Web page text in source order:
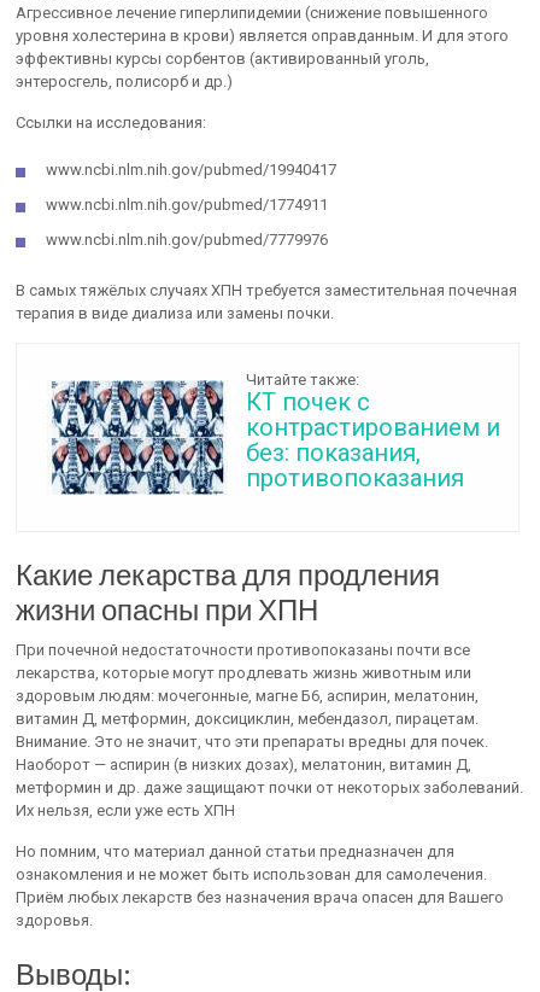
Агрессивное лечение гиперлипидемии (снижение повышенного
уровня холестерина в крови) является оправданным. И для этого
эффективны курсы сорбентов (активированный уголь,
энтеросгель, полисорб и др.)
Ссылки на исследования:
www.ncbi.nlm.nih.gov/pubmed/19940417
www.ncbi.nlm.nih.gov/pubmed/1774911
www.ncbi.nlm.nih.gov/pubmed/7779976
В самых тяжёлых случаях ХПН требуется заместительная почечная
терапия в виде диализа или замены почки.
Читайте также:
КТ почек с
контрастированием и
без: показания,
противопоказания
Какие лекарства для продления
жизни опасны при ХПН
При почечной недостаточности противопоказаны почти все
лекарства, которые могут продлевать жизнь животным или
здоровым людям: мочегонные, магне Б6, аспирин, мелатонин,
витамин Д, метформин, доксициклин, мебендазол, пирацетам.
Внимание. Это не значит, что эти препараты вредны для почек.
Наоборот — аспирин (в низких дозах), мелатонин, витамин Д,
метформин и др. даже защищают почки от некоторых заболеваний.
Их нельзя, если уже есть ХПН
Но помним, что материал данной статьи предназначен для
ознакомления и не может быть использован для самолечения.
Приём любых лекарств без назначения врача опасен для Вашего
здоровья.
Выводы: